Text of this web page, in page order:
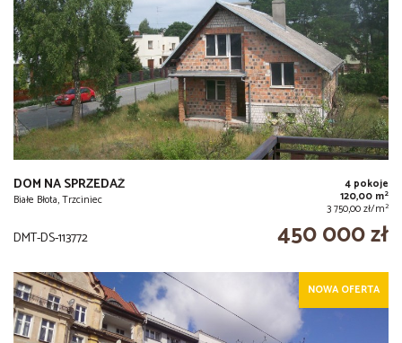
DOM NA SPRZEDAŻ
Białe Błota, Trzciniec
4 pokoje
120,00 m2
3 750,00 zł/m2
DMT-DS-113772 450 000 zł
NOWA OFERTA